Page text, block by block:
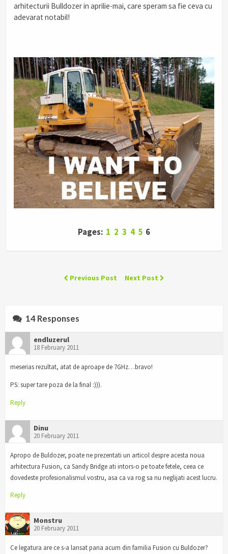
arhitecturii Bulldozer in aprilie-mai, care speram sa fie ceva cu
adevarat notabil!
Pages: 1 2 3 4 5 6
Previous Post Next Post
14 Responses
endluzerul
18 February 2011
meserias rezultat, atat de aproape de 7GHz…bravo!
PS: super tare poza de la final :))).
Reply
Dinu
20 February 2011
Apropo de Buldozer, poate ne prezentati un articol despre acesta noua
arhitectura Fusion, ca Sandy Bridge ati intors-o pe toate fetele, ceea ce
dovedeste profesionalismul vostru, asa ca va rog sa nu neglijati acest lucru.
Reply
Monstru
20 February 2011
Ce legatura are ce s-a lansat pana acum din familia Fusion cu Buldozer?